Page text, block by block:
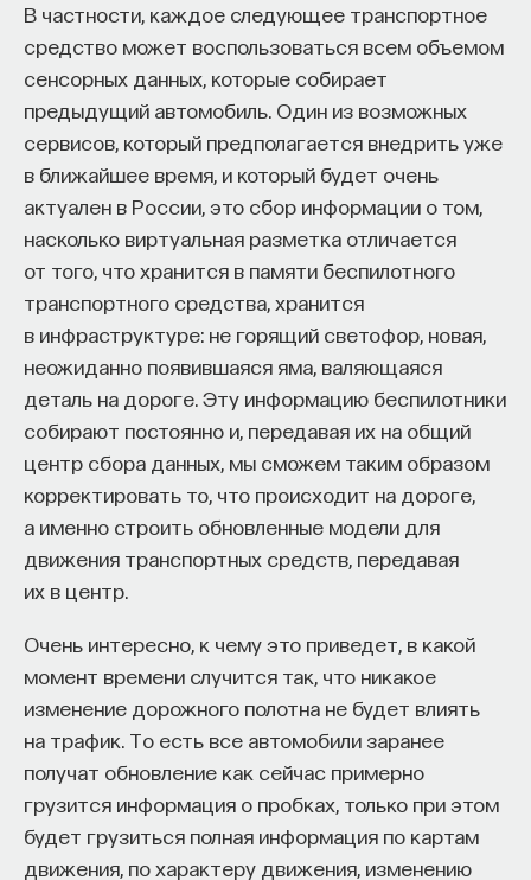
В частности, каждое следующее транспортное
средство может воспользоваться всем объемом
сенсорных данных, которые собирает
предыдущий автомобиль. Один из возможных
сервисов, который предполагается внедрить уже
в ближайшее время, и который будет очень
актуален в России, это сбор информации о том,
насколько виртуальная разметка отличается
от того, что хранится в памяти беспилотного
транспортного средства, хранится
в инфраструктуре: не горящий светофор, новая,
неожиданно появившаяся яма, валяющаяся
деталь на дороге. Эту информацию беспилотники
собирают постоянно и, передавая их на общий
центр сбора данных, мы сможем таким образом
корректировать то, что происходит на дороге,
а именно строить обновленные модели для
движения транспортных средств, передавая
их в центр.
Очень интересно, к чему это приведет, в какой
момент времени случится так, что никакое
изменение дорожного полотна не будет влиять
на трафик. То есть все автомобили заранее
получат обновление как сейчас примерно
грузится информация о пробках, только при этом
будет грузиться полная информация по картам
движения, по характеру движения, изменению